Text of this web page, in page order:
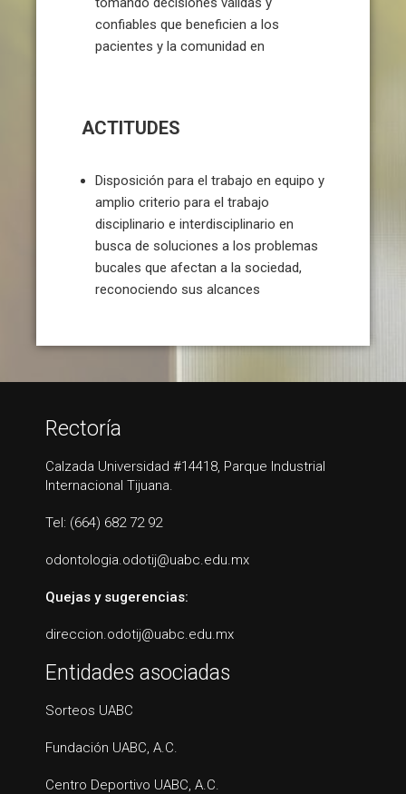
confiables que beneficien a los
pacientes y la comunidad en
ACTITUDES
Disposición para el trabajo en equipo y
amplio criterio para el trabajo
disciplinario e interdisciplinario en
busca de soluciones a los problemas
bucales que afectan a la sociedad,
reconociendo sus alcances
Rectoría
Calzada Universidad #14418, Parque Industrial
Internacional Tijuana.
Tel: (664) 682 72 92
odontologia.odotij@uabc.edu.mx
Quejas y sugerencias:
direccion.odotij@uabc.edu.mx
Entidades asociadas
Sorteos UABC
Fundación UABC, A.C.
Centro Deportivo UABC, A.C.